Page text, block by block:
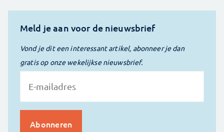
Meld je aan voor de nieuwsbrief
Vond je dit een interessant artikel, abonneer je dan
gratis op onze wekelijkse nieuwsbrief.